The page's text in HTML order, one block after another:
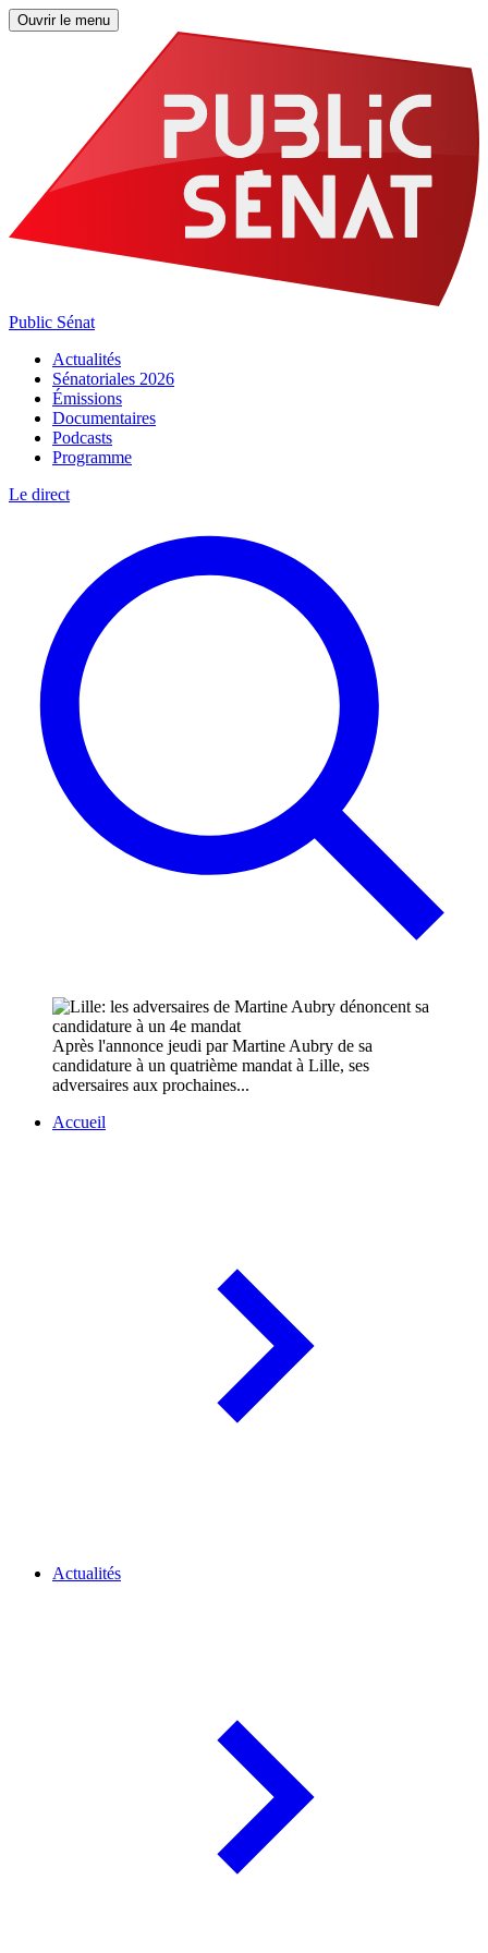
Ouvrir le menu
Public Sénat
Actualités
Sénatoriales 2026
Émissions
Documentaires
Podcasts
Programme
Le direct
Après l'annonce jeudi par Martine Aubry de sa
candidature à un quatrième mandat à Lille, ses
adversaires aux prochaines...
Accueil
Actualités